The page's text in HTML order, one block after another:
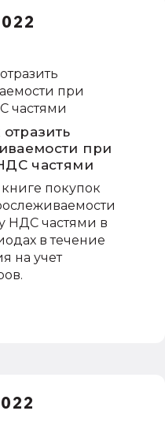
при
частями
покупок
НДС частями в
в течение
на учет